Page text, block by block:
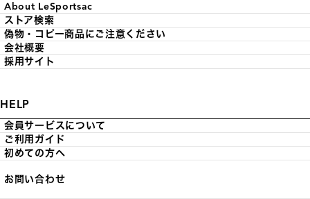
About LeSportsac
ストア検索
偽物・コピー商品にご注意ください
会社概要
採用サイト
HELP
会員サービスについて
ご利用ガイド
初めての方へ
お問い合わせ